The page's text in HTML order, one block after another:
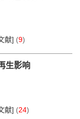
献] (9)
生影响
献] (24)